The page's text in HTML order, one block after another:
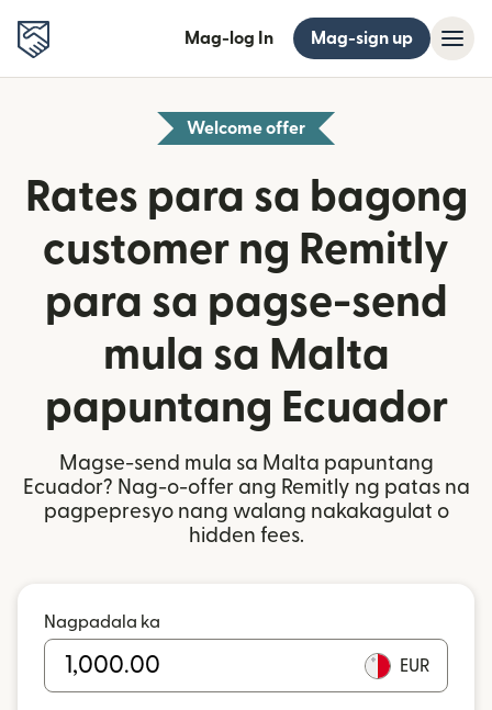
Mag-log In Mag-sign up
Welcome offer
Rates para sa bagong
customer ng Remitly
para sa pagse-send
mula sa Malta
papuntang Ecuador
Magse-send mula sa Malta papuntang
Ecuador? Nag-o-offer ang Remitly ng patas na
pagpepresyo nang walang nakakagulat o
hidden fees.
Nagpadala ka
EUR